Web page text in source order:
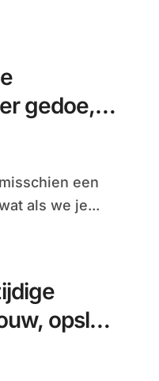
gedoe,
als we je...
opslag